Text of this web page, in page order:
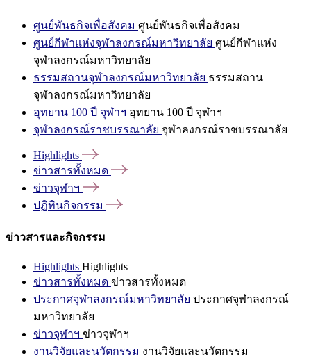
ศูนย์พันธกิจเพื่อสังคม ศูนย์พันธกิจเพื่อสังคม
ศูนย์กีฬาแห่งจุฬาลงกรณ์มหาวิทยาลัย ศูนย์กีฬาแห่ง
จุฬาลงกรณ์มหาวิทยาลัย
ธรรมสถานจุฬาลงกรณ์มหาวิทยาลัย ธรรมสถาน
จุฬาลงกรณ์มหาวิทยาลัย
อุทยาน 100 ปี จุฬาฯ อุทยาน 100 ปี จุฬาฯ
จุฬาลงกรณ์ราชบรรณาลัย จุฬาลงกรณ์ราชบรรณาลัย
Highlights
ข่าวสารทั้งหมด
ข่าวจุฬาฯ
ปฏิทินกิจกรรม
ข่าวสารและกิจกรรม
Highlights Highlights
ข่าวสารทั้งหมด ข่าวสารทั้งหมด
ประกาศจุฬาลงกรณ์มหาวิทยาลัย ประกาศจุฬาลงกรณ์
มหาวิทยาลัย
ข่าวจุฬาฯ ข่าวจุฬาฯ
งานวิจัยและนวัตกรรม งานวิจัยและนวัตกรรม